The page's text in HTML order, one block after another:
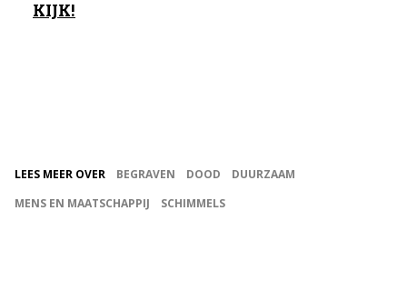
KIJK!
LEES MEER OVER BEGRAVEN DOOD
DUURZAAM
MENS EN MAATSCHAPPIJ
SCHIMMELS